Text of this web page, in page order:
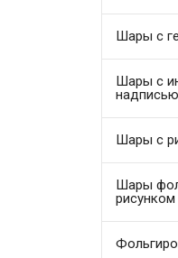
Шары с
Шары с
надписью
Шары с
Шары
рисунком